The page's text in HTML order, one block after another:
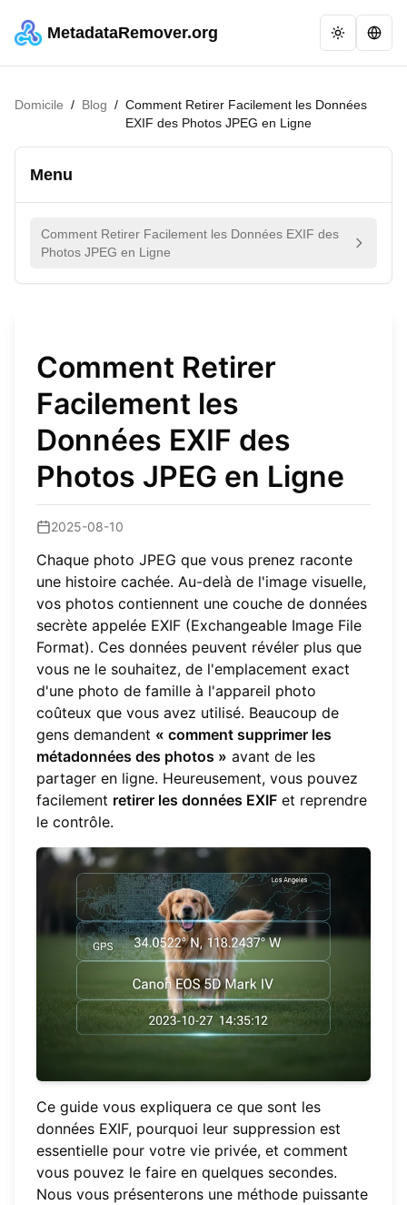
MetadataRemover.org
Domicile / Blog / Comment Retirer Facilement les Données
EXIF des Photos JPEG en Ligne
Menu
Comment Retirer Facilement les Données EXIF des
Photos JPEG en Ligne
Comment Retirer
Facilement les
Données EXIF des
Photos JPEG en Ligne
2025-08-10
Chaque photo JPEG que vous prenez raconte
une histoire cachée. Au-delà de l'image visuelle,
vos photos contiennent une couche de données
secrète appelée EXIF (Exchangeable Image File
Format). Ces données peuvent révéler plus que
vous ne le souhaitez, de l'emplacement exact
d'une photo de famille à l'appareil photo
coûteux que vous avez utilisé. Beaucoup de
gens demandent « comment supprimer les
métadonnées des photos » avant de les
partager en ligne. Heureusement, vous pouvez
facilement retirer les données EXIF et reprendre
le contrôle.
Ce guide vous expliquera ce que sont les
données EXIF, pourquoi leur suppression est
essentielle pour votre vie privée, et comment
vous pouvez le faire en quelques secondes.
Nous vous présenterons une méthode puissante